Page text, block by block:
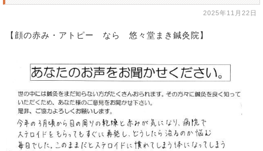
2025年11月22日
【顔の赤み・アトピー なら 悠々堂まき鍼灸院】